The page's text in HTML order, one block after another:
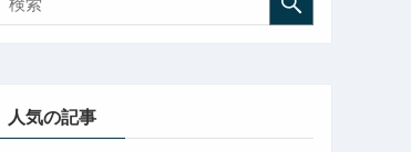
人気の記事